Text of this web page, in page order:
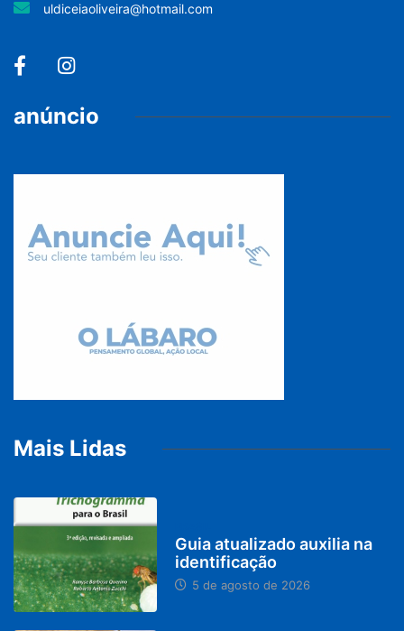
uldiceiaoliveira@hotmail.com
anúncio
Mais Lidas
Guia atualizado auxilia na
identificação
5 de agosto de 2026